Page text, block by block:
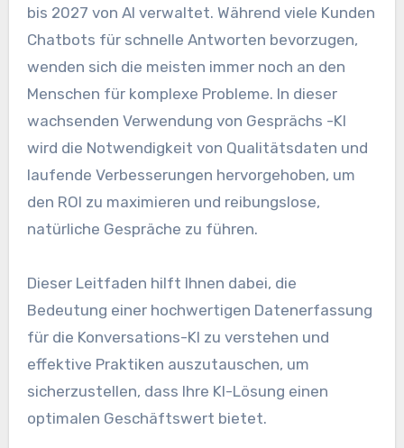
bis 2027 von AI verwaltet. Während viele Kunden
Chatbots für schnelle Antworten bevorzugen,
wenden sich die meisten immer noch an den
Menschen für komplexe Probleme. In dieser
wachsenden Verwendung von Gesprächs -KI
wird die Notwendigkeit von Qualitätsdaten und
laufende Verbesserungen hervorgehoben, um
den ROI zu maximieren und reibungslose,
natürliche Gespräche zu führen.
Dieser Leitfaden hilft Ihnen dabei, die
Bedeutung einer hochwertigen Datenerfassung
für die Konversations-KI zu verstehen und
effektive Praktiken auszutauschen, um
sicherzustellen, dass Ihre KI-Lösung einen
optimalen Geschäftswert bietet.